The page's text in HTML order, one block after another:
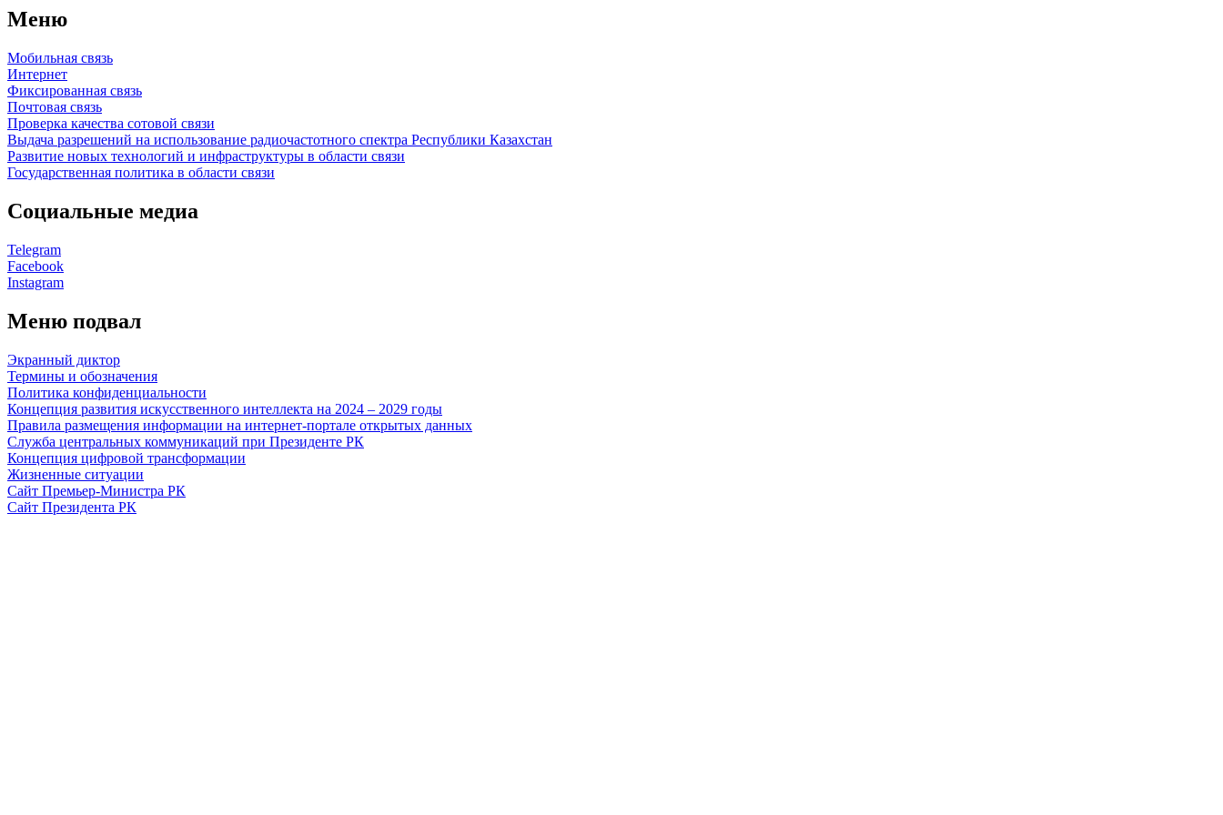
Меню
Мобильная связь
Интернет
Фиксированная связь
Почтовая связь
Проверка качества сотовой связи
Выдача разрешений на использование радиочастотного спектра Республики Казахстан
Развитие новых технологий и инфраструктуры в области связи
Государственная политика в области связи
Социальные медиа
Telegram
Facebook
Instagram
Меню подвал
Экранный диктор
Термины и обозначения
Политика конфиденциальности
Концепция развития искусственного интеллекта на 2024 – 2029 годы
Правила размещения информации на интернет-портале открытых данных
Служба центральных коммуникаций при Президенте РК
Концепция цифровой трансформации
Жизненные ситуации
Сайт Премьер-Министра РК
Сайт Президента РК